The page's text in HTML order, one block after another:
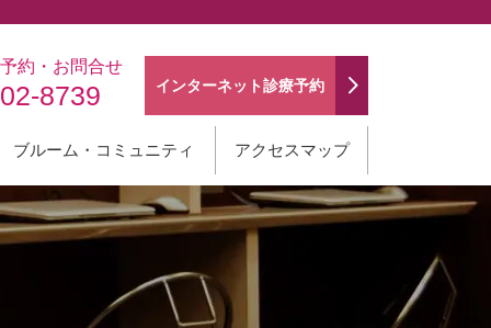
約・お問合せ
8739 インターネット診療予約
ブルーム・コミュニティ アクセスマップ